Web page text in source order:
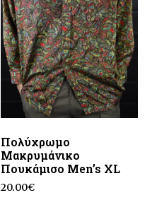
Πολύχρωμο
Μακρυμάνικο
Πουκάμισο Men’s XL
20.00€